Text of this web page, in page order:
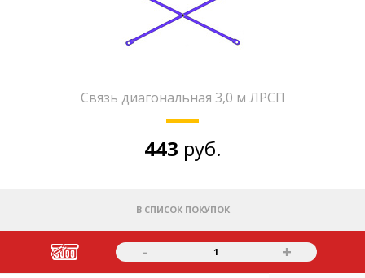
Связь диагональная 3,0 м ЛРСП
443 руб.
В СПИСОК ПОКУПОК
- 1 +